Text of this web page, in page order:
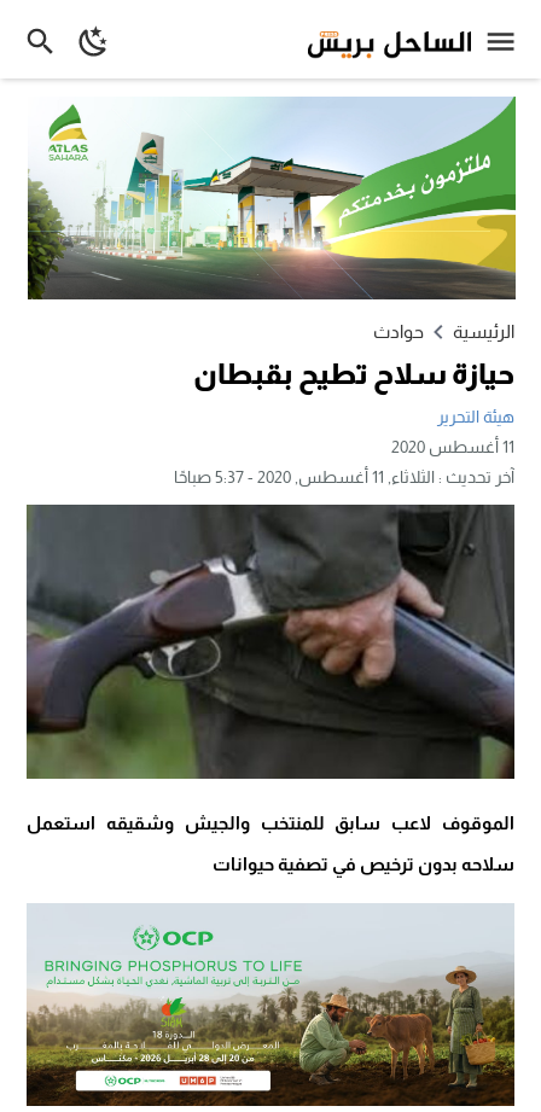
الرئيسية حوادث
حيازة سلاح تطيح بقبطان
هيئة التحرير
11 أغسطس 2020
آخر تحديث :الثلاثاء, 11 أغسطس, 2020 - 5:37 صباحًا
الموقوف لاعب سابق للمنتخب والجيش وشقيقه استعمل
سلاحه بدون ترخيص في تصفية حيوانات